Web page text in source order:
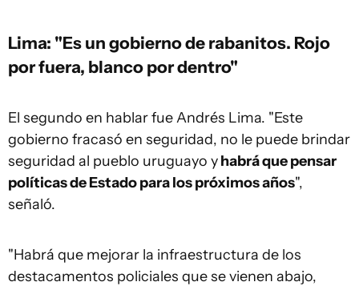
Lima: "Es un gobierno de rabanitos. Rojo
por fuera, blanco por dentro"
El segundo en hablar fue Andrés Lima. "Este
gobierno fracasó en seguridad, no le puede brindar
seguridad al pueblo uruguayo yhabrá que pensar
políticas de Estado para los próximos años",
señaló.
"Habrá que mejorar la infraestructura de los
destacamentos policiales que se vienen abajo,